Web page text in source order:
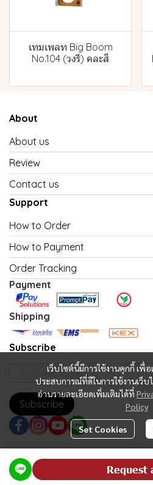
เทมเพลท Big Boom
No.104 (วงรี) คละสี
Request
เว็บไซต์นี้มีการใช้งานคุกกี้ เพื่
ประสบการณ์ที่ดีในการใช้งานเว็
อ่านรายละเอียดเพิ่มเติมได้ที่
Policy
Set Cookies
About
About us
Review
Contact us
Support
How to Order
How to Payment
Order Tracking
Payment
Shipping
Subscribe
Subscribe
Copyright | All Rights
Powered By